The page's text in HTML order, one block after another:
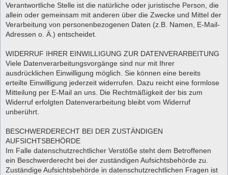
Verantwortliche Stelle ist die natürliche oder juristische Person, die
allein oder gemeinsam mit anderen über die Zwecke und Mittel der
Verarbeitung von personenbezogenen Daten (z.B. Namen, E-Mail-
Adressen o. Ä.) entscheidet.
WIDERRUF IHRER EINWILLIGUNG ZUR DATENVERARBEITUNG
Viele Datenverarbeitungsvorgänge sind nur mit Ihrer
ausdrücklichen Einwilligung möglich. Sie können eine bereits
erteilte Einwilligung jederzeit widerrufen. Dazu reicht eine formlose
Mitteilung per E-Mail an uns. Die Rechtmäßigkeit der bis zum
Widerruf erfolgten Datenverarbeitung bleibt vom Widerruf
unberührt.
BESCHWERDERECHT BEI DER ZUSTÄNDIGEN
AUFSICHTSBEHÖRDE
Im Falle datenschutzrechtlicher Verstöße steht dem Betroffenen
ein Beschwerderecht bei der zuständigen Aufsichtsbehörde zu.
Zuständige Aufsichtsbehörde in datenschutzrechtlichen Fragen ist